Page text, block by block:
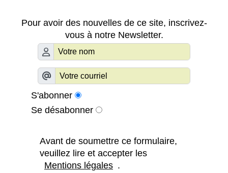
Pour avoir des nouvelles de ce site, inscrivez-
vous à notre Newsletter.
S'abonner
Se désabonner
Avant de soumettre ce formulaire,
veuillez lire et accepter les
Mentions légales .